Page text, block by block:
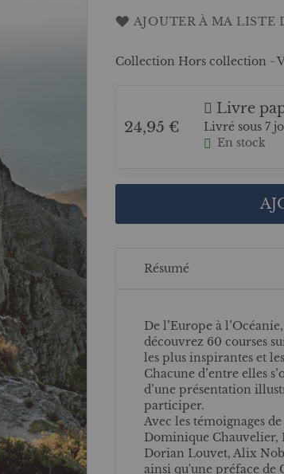
AJOUTER À MA LISTE
Collection Hors collection -
24,95 €
Livre
Livré sous 7
En stock
Résumé
De l’Europe à
découvrez 60 courses
les plus inspirantes et
Chacune d’entre elles
d’une présentation
participer.
Avec les témoignages
Dominique Chauvelier,
Dorian Louvet, Alix
ainsi qu'une préface de